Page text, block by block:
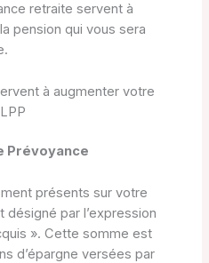
retraite servent à
pension qui vous sera
à augmenter votre
Prévoyance
présents sur votre
par l’expression
». Cette somme est
d’épargne versées par